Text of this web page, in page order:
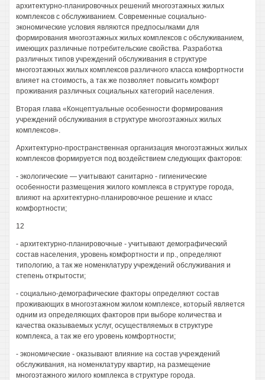
архитектурно-планировочных решений многоэтажных жилых
комплексов с обслуживанием. Современные социально-
экономические условия являются предпосылками для
формирования многоэтажных жилых комплексов с обслуживанием,
имеющих различные потребительские свойства. Разработка
различных типов учреждений обслуживания в структуре
многоэтажных жилых комплексов различного класса комфортности
влияет на стоимость, а так же позволяет повысить комфорт
проживания различных социальных категорий населения.
Вторая глава «Концептуальные особенности формирования
учреждений обслуживания в структуре многоэтажных жилых
комплексов».
Архитектурно-пространственная организация многоэтажных жилых
комплексов формируется под воздействием следующих факторов:
- экологические — учитывают санитарно - гигиенические
особенности размещения жилого комплекса в структуре города,
влияют на архитектурно-планировочное решение и класс
комфортности;
12
- архитектурно-планировочные - учитывают демографический
состав населения, уровень комфортности и пр., определяют
типологию, а так же номенклатуру учреждений обслуживания и
степень открытости;
- социально-демографические факторы определяют состав
проживающих в многоэтажном жилом комплексе, который является
одним из определяющих факторов при выборе количества и
качества оказываемых услуг, осуществляемых в структуре
комплекса, а так же его уровень комфортности;
- экономические - оказывают влияние на состав учреждений
обслуживания, на номенклатуру квартир, на размещение
многоэтажного жилого комплекса в структуре города.